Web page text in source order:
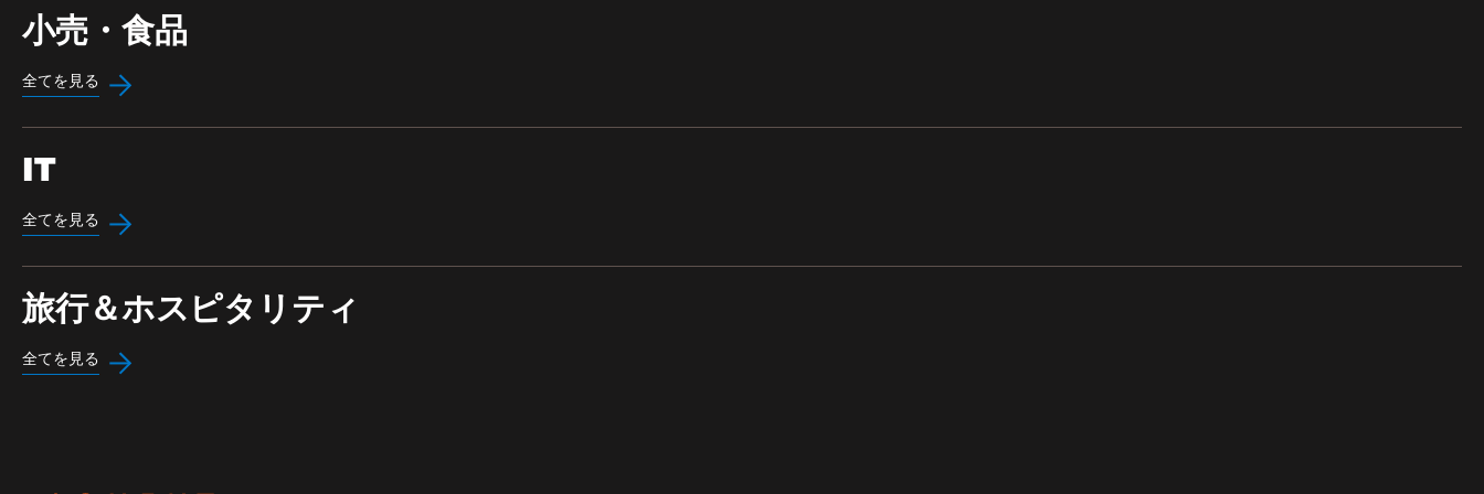
小売・食品
全てを見る
IT
全てを見る
旅行＆ホスピタリティ
全てを見る